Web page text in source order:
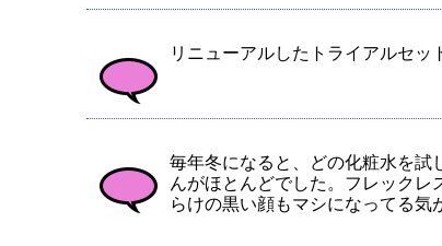
リニューアルしたトライアルセ
毎年冬になると、どの化粧水を試
んがほとんどでした。フレック
らけの黒い顔もマシになってる